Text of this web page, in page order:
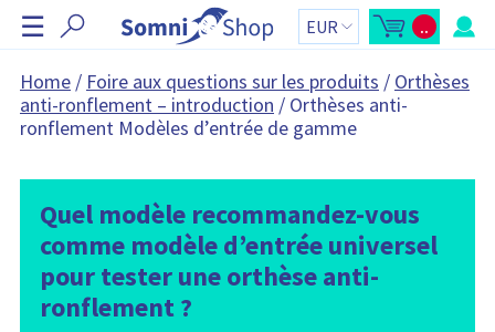
n
☰ O
u
r
i
e
u
u
p
..
T
o
a
l
i
Home / Foire aux questions sur les produits / Orthèses
anti-ronflement – introduction / Orthèses anti-
ronflement Modèles d’entrée de gamme
Quel modèle recommandez-vous
comme modèle d’entrée universel
pour tester une orthèse anti-
ronflement ?